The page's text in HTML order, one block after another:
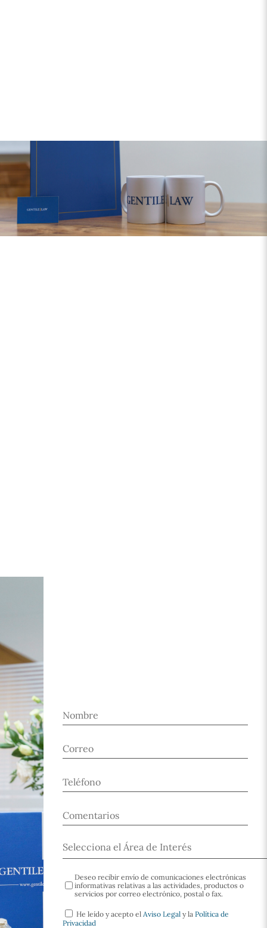
Deseo recibir envío de comunicaciones electrónicas
informativas relativas a las actividades, productos o
servicios por correo electrónico, postal o fax.
He leído y acepto el Aviso Legal y laPolítica de
Privacidad